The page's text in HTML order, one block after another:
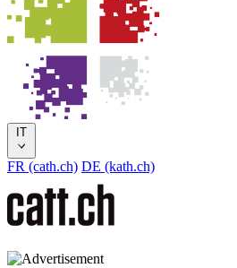
IT
FR (cath.ch) DE (kath.ch)